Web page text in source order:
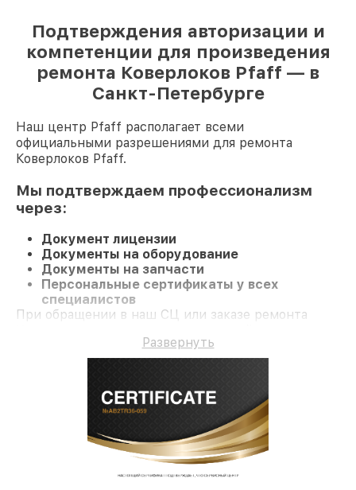
Подтверждения авторизации и
компетенции для произведения
ремонта Коверлоков Pfaff — в
Санкт-Петербурге
Наш центр Pfaff располагает всеми
официальными разрешениями для ремонта
Коверлоков Pfaff.
Мы подтверждаем профессионализм
через:
Документ лицензии
Документы на оборудование
Документы на запчасти
Персональные сертификаты у всех
специалистов
При обращении в наш СЦ или заказе ремонта
гарантию на все работы и комплектующие.
Развернуть